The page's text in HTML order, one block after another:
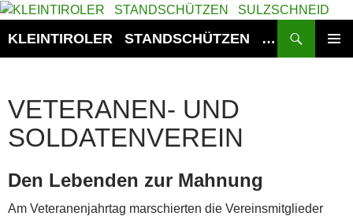
Zum
springen
KLEINTIROLER STANDSCHÜTZEN SULZSCHNEID
VETERANEN- UND
SOLDATENVEREIN
Den Lebenden zur Mahnung
Am Veteranenjahrtag marschierten die Vereinsmitglieder